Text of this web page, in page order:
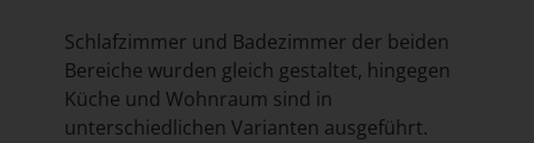
Schlafzimmer und Badezimmer der beiden
Bereiche wurden gleich gestaltet, hingegen
Küche und Wohnraum sind in
unterschiedlichen Varianten ausgeführt.